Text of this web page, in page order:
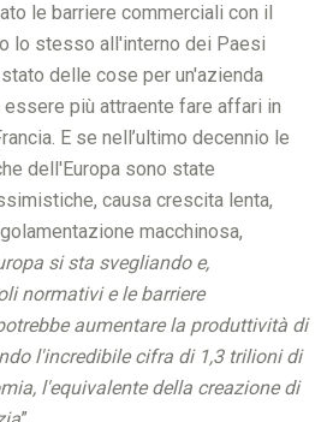
le barriere commerciali con il
lo stesso all'interno dei Paesi
delle cose per un'azienda
più attraente fare affari in
E se nell’ultimo decennio le
dell'Europa sono state
causa crescita lenta,
macchinosa,
si sta svegliando e,
normativi e le barriere
aumentare la produttività di
l'incredibile cifra di 1,3 trilioni di
l'equivalente della creazione di